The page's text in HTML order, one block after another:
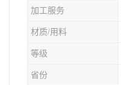
加工服务
材质/用料
等级
省份